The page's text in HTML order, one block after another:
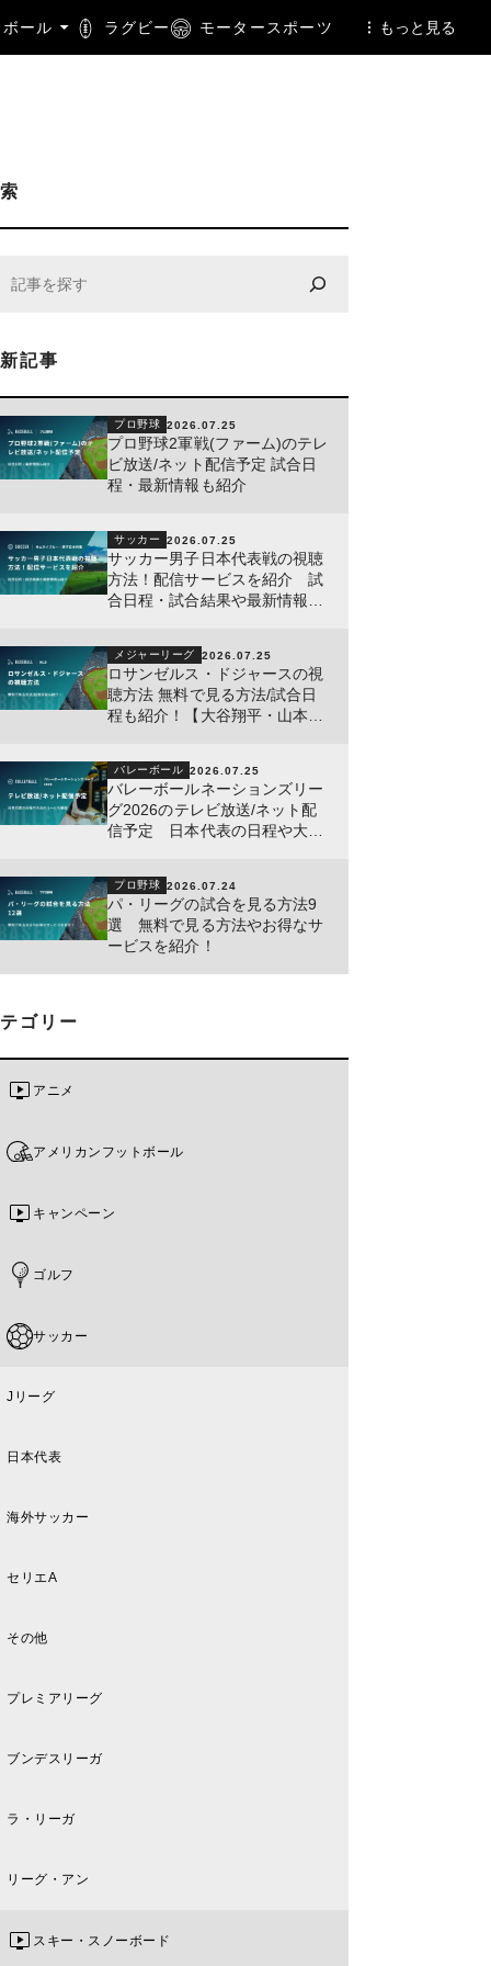
ール ラグビー モータースポーツ もっと見る
記事
プロ野球 2026.07.25
プロ野球2軍戦(ファーム)のテレ
ビ放送/ネット配信予定 試合日
程・最新情報も紹介
サッカー 2026.07.25
サッカー男子日本代表戦の視聴
方法！配信サービスを紹介 試
合日程・試合結果や最新情報も
メジャーリーグ 2026.07.25
ロサンゼルス・ドジャースの視
聴方法 無料で見る方法/試合日
程も紹介！【大谷翔平・山本由
バレーボール 2026.07.25
バレーボールネーションズリー
グ2026のテレビ放送/ネット配
信予定 日本代表の日程や大会
プロ野球 2026.07.24
パ・リーグの試合を見る方法9
選 無料で見る方法やお得なサ
ービスを紹介！
ゴリー
アニメ
アメリカンフットボール
キャンペーン
ゴルフ
サッカー
Jリーグ
日本代表
海外サッカー
セリエA
その他
プレミアリーグ
ブンデスリーガ
ラ・リーガ
リーグ・アン
スキー・スノーボード